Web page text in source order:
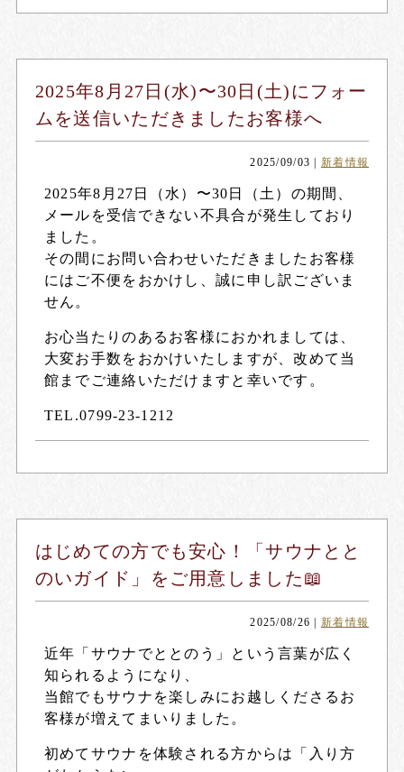
2025年8月27日(水)〜30日(土)にフォー
ムを送信いただきましたお客様へ
2025/09/03 | 新着情報
2025年8月27日（水）〜30日（土）の期間、
メールを受信できない不具合が発生しており
ました。
その間にお問い合わせいただきましたお客様
にはご不便をおかけし、誠に申し訳ございま
せん。
お心当たりのあるお客様におかれましては、
大変お手数をおかけいたしますが、改めて当
館までご連絡いただけますと幸いです。
TEL.0799-23-1212
はじめての方でも安心！「サウナとと
のいガイド」をご用意しました📖
2025/08/26 | 新着情報
近年「サウナでととのう」という言葉が広く
知られるようになり、
当館でもサウナを楽しみにお越しくださるお
客様が増えてまいりました。
初めてサウナを体験される方からは「入り方